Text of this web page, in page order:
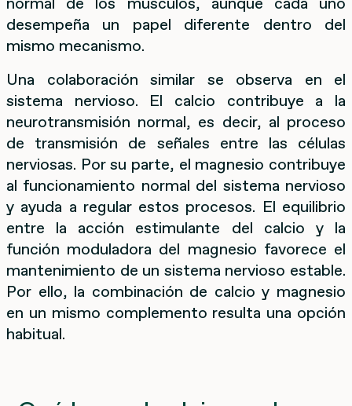
desempeña un papel diferente dentro del
mismo mecanismo.
Una colaboración similar se observa en el
sistema nervioso. El calcio contribuye a la
neurotransmisión normal, es decir, al proceso
de transmisión de señales entre las células
nerviosas. Por su parte, el magnesio contribuye
al funcionamiento normal del sistema nervioso
y ayuda a regular estos procesos. El equilibrio
entre la acción estimulante del calcio y la
función moduladora del magnesio favorece el
mantenimiento de un sistema nervioso estable.
Por ello, la combinación de calcio y magnesio
en un mismo complemento resulta una opción
habitual.